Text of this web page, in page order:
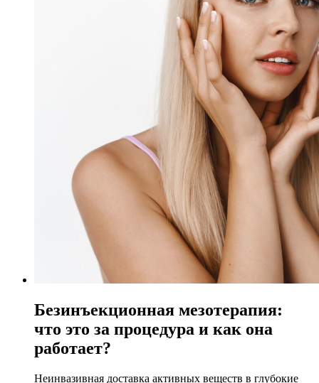
Безинъекционная мезотерапия:
что это за процедура и как она
работает?
Неинвазивная доставка активных веществ в глубокие